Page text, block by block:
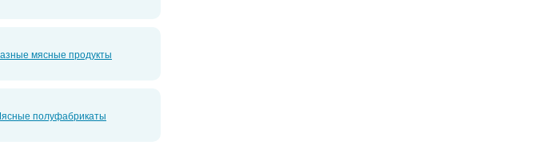
мясные продукты
полуфабрикаты